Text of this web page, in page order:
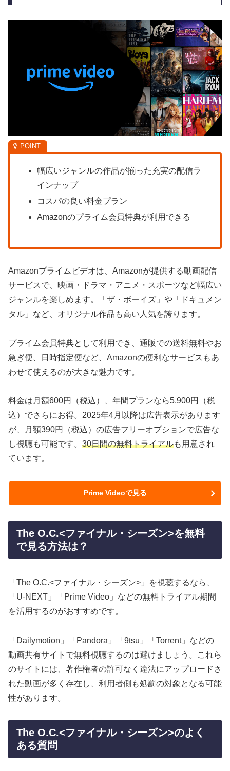
幅広いジャンルの作品が揃った充実の配信ラ
インナップ
コスパの良い料金プラン
Amazonのプライム会員特典が利用できる
Amazonプライムビデオは、Amazonが提供する動画配信
サービスで、映画・ドラマ・アニメ・スポーツなど幅広い
ジャンルを楽しめます。「ザ・ボーイズ」や「ドキュメン
タル」など、オリジナル作品も高い人気を誇ります。
プライム会員特典として利用でき、通販での送料無料やお
急ぎ便、日時指定便など、Amazonの便利なサービスもあ
わせて使えるのが大きな魅力です。
料金は月額600円（税込）、年間プランなら5,900円（税
込）でさらにお得。2025年4月以降は広告表示があります
が、月額390円（税込）の広告フリーオプションで広告な
し視聴も可能です。 30日間の無料トライアルも用意され
ています。
Prime Videoで見る
The O.C.<ファイナル・シーズン>を無料
で見る方法は？
「The O.C.<ファイナル・シーズン>」を視聴するなら、
「U-NEXT」「Prime Video」などの無料トライアル期間
を活用するのがおすすめです。
「Dailymotion」「Pandora」「9tsu」「Torrent」などの
動画共有サイトで無料視聴するのは避けましょう。これら
のサイトには、著作権者の許可なく違法にアップロードさ
れた動画が多く存在し、利用者側も処罰の対象となる可能
性があります。
The O.C.<ファイナル・シーズン>のよく
ある質問